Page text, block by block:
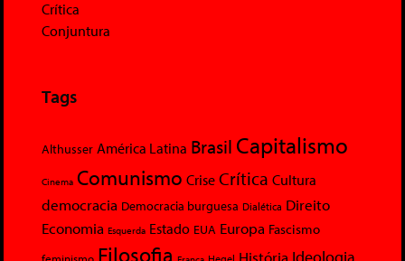
Crítica
Conjuntura
Tags
Althusser América Latina Brasil Capitalismo
Cinema Comunismo Crise Crítica Cultura
democracia Democracia burguesa Dialética Direito
Economia Esquerda Estado EUA Europa Fascismo
Filosofia História Ideologia